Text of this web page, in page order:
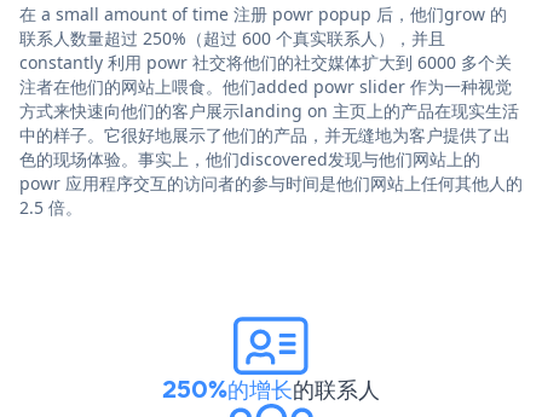
在 a small amount of time 注册 powr popup 后，他们grow 的
联系人数量超过 250%（超过 600 个真实联系人），并且
constantly 利用 powr 社交将他们的社交媒体扩大到 6000 多个关
注者在他们的网站上喂食。他们added powr slider 作为一种视觉
方式来快速向他们的客户展示landing on 主页上的产品在现实生活
中的样子。它很好地展示了他们的产品，并无缝地为客户提供了出
色的现场体验。事实上，他们discovered发现与他们网站上的
powr 应用程序交互的访问者的参与时间是他们网站上任何其他人的
2.5 倍。
250%的增长的联系人